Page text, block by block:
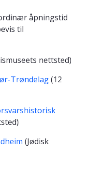
åpningstid
til
nettsted)
Trøndelag(12
(Jødisk